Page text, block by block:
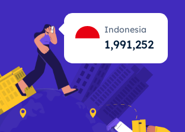
Indonesia
1,991,253